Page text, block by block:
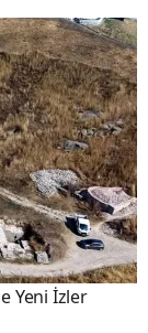
Yeni İzler